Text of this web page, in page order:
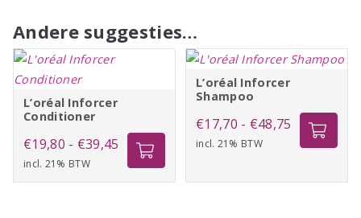
Andere suggesties…
L’oréal Inforcer
Conditioner
€19,80 - €39,45 Prijsklasse:
€19,80
tot
incl. 21% BTW
L’oréal Inforcer
Shampoo
€17,70 - €48,75 Prijsklasse:
€17,70
incl. 21% BTW